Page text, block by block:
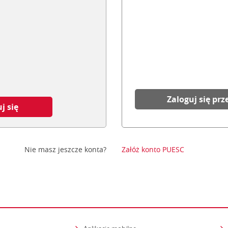
się
Zaloguj się
Nie masz jeszcze konta? Załóż konto PUESC